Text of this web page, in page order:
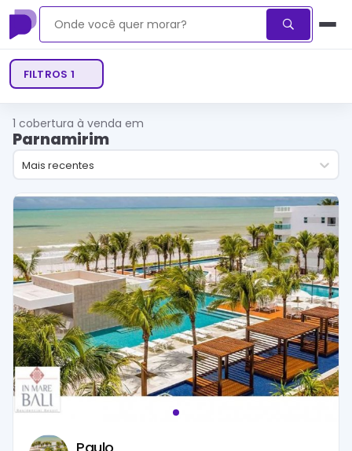
FILTROS 1
1 cobertura à venda em
Parnamirim
Mais recentes